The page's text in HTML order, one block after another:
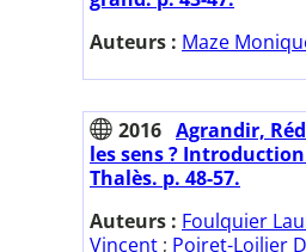
Auteurs : Maze
2016 Agrandir,
les sens ?
Thalès. p. 48-57.
Auteurs : Foulquier
Vincent ; Poiret-Loilier